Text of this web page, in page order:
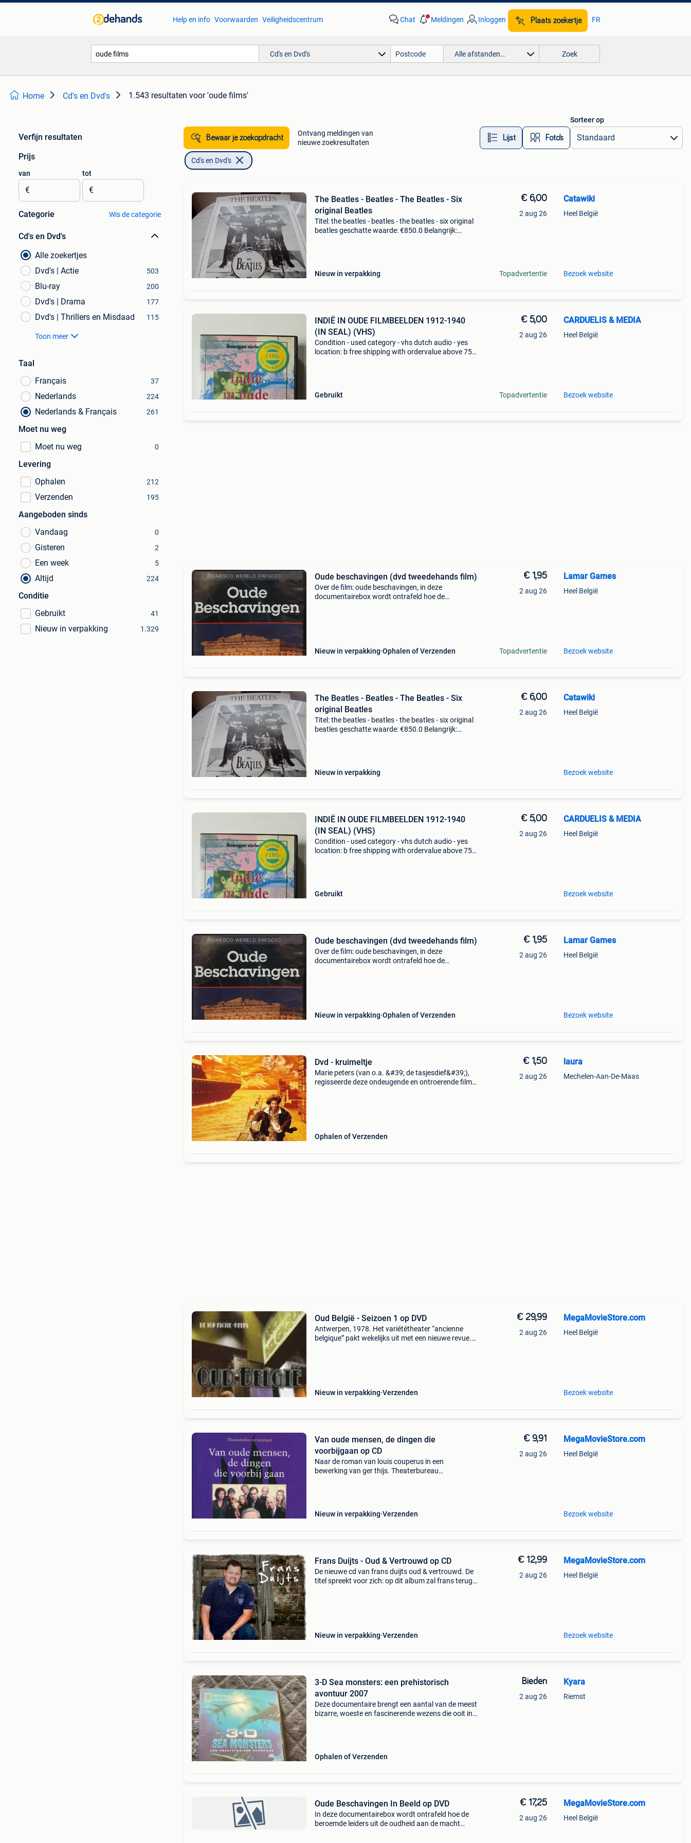
Help en info Voorwaarden Veiligheidscentrum Chat Meldingen Inloggen Plaats zoekertje FR
Cd's en Dvd's Alle afstanden… Zoek
Home Cd's en Dvd's 1.543 resultaten voor 'oude films'
Verfijn resultaten
Prijs
van
€
tot
€
Categorie Wis de categorie
Cd's en Dvd's
Alle zoekertjes
Dvd's | Actie
503
Blu-ray 200
Dvd's | Drama 177
Dvd's | Thrillers en Misdaad 115
Toon meer
Taal
Français
37
Nederlands 224
Nederlands & Français 261
Moet nu weg
Moet nu weg
0
Levering
Ophalen
212
Verzenden 195
Aangeboden sinds
Vandaag
0
Gisteren 2
Een week 5
Altijd 224
Conditie
Gebruikt
41
Nieuw in verpakking 1.329
Bewaar je zoekopdracht
Ontvang meldingen van
nieuwe zoekresultaten
Lijst Foto’s
Sorteer op
Cd's en Dvd's
The Beatles - Beatles - The Beatles - Six
original Beatles
Titel: the beatles - beatles - the beatles - six original
beatles geschatte waarde: €850.0 Belangrijk:
Nieuw in verpakking
€ 6,00
2 aug 26
Topadvertentie
Catawiki
Heel België
Bezoek website
INDIË IN OUDE FILMBEELDEN 1912-1940
(IN SEAL) (VHS)
Condition - used category - vhs dutch audio - yes
location: b free shipping with ordervalue above 75
Gebruikt
€ 5,00
2 aug 26
Topadvertentie
CARDUELIS & MEDIA
Heel België
Bezoek website
Oude beschavingen (dvd tweedehands film)
Over de film: oude beschavingen, in deze
documentairebox wordt ontrafeld hoe de
Nieuw in verpakking Ophalen of Verzenden
€ 1,95
2 aug 26
Topadvertentie
Lamar Games
Heel België
Bezoek website
The Beatles - Beatles - The Beatles - Six
original Beatles
Titel: the beatles - beatles - the beatles - six original
beatles geschatte waarde: €850.0 Belangrijk:
Nieuw in verpakking
€ 6,00
2 aug 26
Catawiki
Heel België
Bezoek website
INDIË IN OUDE FILMBEELDEN 1912-1940
(IN SEAL) (VHS)
Condition - used category - vhs dutch audio - yes
location: b free shipping with ordervalue above 75
Gebruikt
€ 5,00
2 aug 26
CARDUELIS & MEDIA
Heel België
Bezoek website
Oude beschavingen (dvd tweedehands film)
Over de film: oude beschavingen, in deze
documentairebox wordt ontrafeld hoe de
Nieuw in verpakking Ophalen of Verzenden
€ 1,95
2 aug 26
Lamar Games
Heel België
Bezoek website
Dvd - kruimeltje
Marie peters (van o.a. &#39; de tasjesdief&#39;),
regisseerde deze ondeugende en ontroerende film,
Ophalen of Verzenden
€ 1,50
2 aug 26
laura
Mechelen-Aan-De-Maas
Oud België - Seizoen 1 op DVD
Antwerpen, 1978. Het variététheater “ancienne
belgique” pakt wekelijks uit met een nieuwe revue.
Nieuw in verpakking Verzenden
€ 29,99
2 aug 26
MegaMovieStore.com
Heel België
Bezoek website
Van oude mensen, de dingen die
voorbijgaan op CD
Naar de roman van louis couperus in een
bewerking van ger thijs. Theaterbureau
Nieuw in verpakking Verzenden
€ 9,91
2 aug 26
MegaMovieStore.com
Heel België
Bezoek website
Frans Duijts - Oud & Vertrouwd op CD
De nieuwe cd van frans duijts oud & vertrouwd. De
titel spreekt voor zich: op dit album zal frans terug
Nieuw in verpakking Verzenden
€ 12,99
2 aug 26
MegaMovieStore.com
Heel België
Bezoek website
3-D Sea monsters: een prehistorisch
avontuur 2007
Deze documentaire brengt een aantal van de meest
bizarre, woeste en fascinerende wezens die ooit in
Ophalen of Verzenden
Bieden
2 aug 26
Kyara
Riemst
Oude Beschavingen In Beeld op DVD
In deze documentairebox wordt ontrafeld hoe de
beroemde leiders uit de oudheid aan de macht
€ 17,25
2 aug 26
MegaMovieStore.com
Heel België